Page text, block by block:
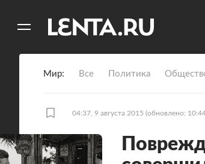
Мир Все Политика
04:37, 9 августа 2015 (обновлено: